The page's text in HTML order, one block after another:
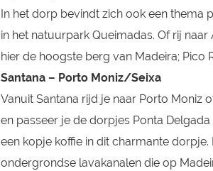
In het dorp bevindt zich ook een thema
in het natuurpark Queimadas. Of rij
hier de hoogste berg van Madeira; Pico
Santana – Porto Moniz/Seixa
Vanuit Santana rijd je naar Porto Moniz
en passeer je de dorpjes Ponta
een kopje koffie in dit charmante
ondergrondse lavakanalen die op